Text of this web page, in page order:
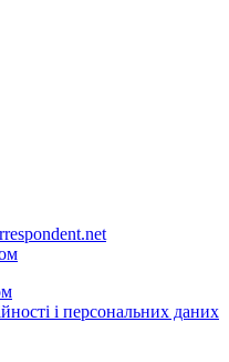
і персональних даних